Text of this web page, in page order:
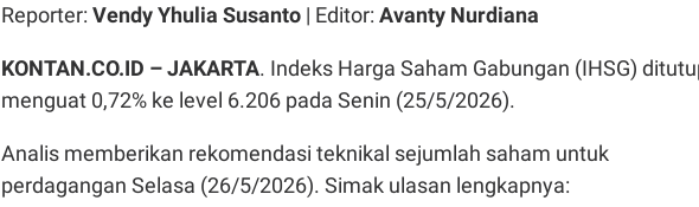
Reporter: Vendy Yhulia Susanto | Editor: Avanty Nurdiana
KONTAN.CO.ID – JAKARTA. Indeks Harga Saham Gabungan (IHSG)
menguat 0,72% ke level 6.206 pada Senin (25/5/2026).
Analis memberikan rekomendasi teknikal sejumlah saham untuk
perdagangan Selasa (26/5/2026). Simak ulasan lengkapnya: